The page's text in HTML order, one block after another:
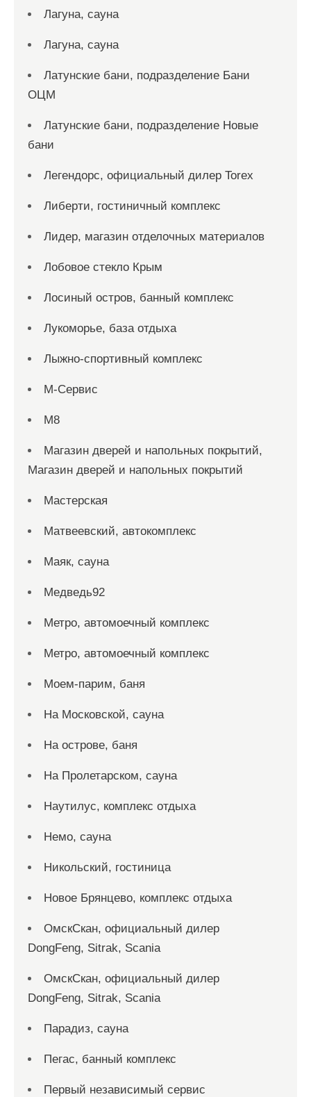
Лагуна, сауна
Лагуна, сауна
Латунские бани, подразделение Бани
ОЦМ
Латунские бани, подразделение Новые
бани
Легендорс, официальный дилер Torex
Либерти, гостиничный комплекс
Лидер, магазин отделочных материалов
Лобовое стекло Крым
Лосиный остров, банный комплекс
Лукоморье, база отдыха
Лыжно-спортивный комплекс
М-Сервис
М8
Магазин дверей и напольных покрытий,
Магазин дверей и напольных покрытий
Мастерская
Матвеевский, автокомплекс
Маяк, сауна
Медведь92
Метро, автомоечный комплекс
Метро, автомоечный комплекс
Моем-парим, баня
На Московской, сауна
На острове, баня
На Пролетарском, сауна
Наутилус, комплекс отдыха
Немо, сауна
Никольский, гостиница
Новое Брянцево, комплекс отдыха
ОмскСкан, официальный дилер
DongFeng, Sitrak, Scania
ОмскСкан, официальный дилер
DongFeng, Sitrak, Scania
Парадиз, сауна
Пегас, банный комплекс
Первый независимый сервис